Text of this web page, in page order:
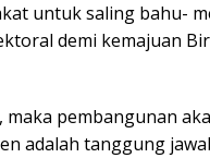
untuk saling bahu-
demi kemajuan
pembangunan
adalah tanggung